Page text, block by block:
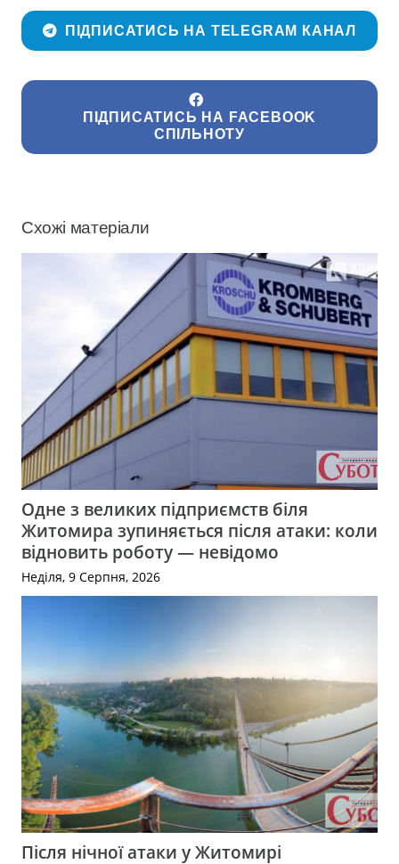
ПІДПИСАТИСЬ НА TELEGRAM КАНАЛ
ПІДПИСАТИСЬ НА FACEBOOK
СПІЛЬНОТУ
Схожі матеріали
Одне з великих підприємств біля
Житомира зупиняється після атаки: коли
відновить роботу — невідомо
Неділя, 9 Серпня, 2026
Після нічної атаки у Житомирі